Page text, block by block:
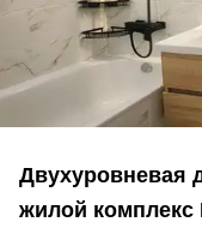
Двухуровневая
жилой